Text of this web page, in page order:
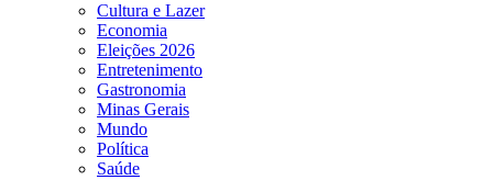
Cultura e Lazer
Economia
Eleições 2026
Entretenimento
Gastronomia
Minas Gerais
Mundo
Política
Saúde